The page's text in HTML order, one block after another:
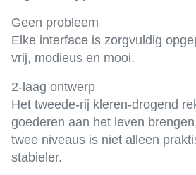
Geen probleem
Elke interface is zorgvuldig
vrij, modieus en mooi.
2-laag ontwerp
Het tweede-rij kleren-drogend
goederen aan het leven
twee niveaus is niet alleen
stabieler.